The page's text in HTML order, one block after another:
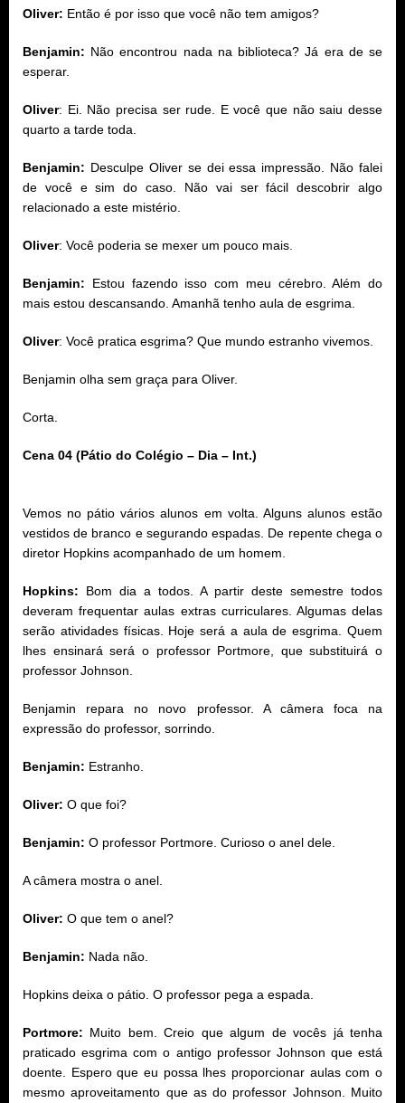
Oliver: Então é por isso que você não tem amigos?
Benjamin: Não encontrou nada na biblioteca? Já era de se
esperar.
Oliver: Ei. Não precisa ser rude. E você que não saiu desse
quarto a tarde toda.
Benjamin: Desculpe Oliver se dei essa impressão. Não falei
de você e sim do caso. Não vai ser fácil descobrir algo
relacionado a este mistério.
Oliver: Você poderia se mexer um pouco mais.
Benjamin:
Estou fazendo isso com meu cérebro. Além do
mais estou descansando. Amanhã tenho aula de esgrima.
Oliver: Você pratica esgrima? Que mundo estranho vivemos.
Benjamin olha sem graça para Oliver.
Corta.
Cena 04 (Pátio do Colégio – Dia – Int.)
Vemos no pátio vários alunos em volta. Alguns alunos estão
vestidos de branco e segurando espadas. De repente chega o
diretor Hopkins acompanhado de um homem.
Hopkins:
Bom dia a todos. A partir deste semestre todos
deveram frequentar aulas extras curriculares. Algumas delas
serão atividades físicas. Hoje será a aula de esgrima. Quem
lhes ensinará será o professor Portmore, que substituirá o
professor Johnson.
Benjamin repara no novo professor. A câmera foca na
expressão do professor, sorrindo.
Benjamin: Estranho.
Oliver: O que foi?
Benjamin: O professor Portmore. Curioso o anel dele.
A câmera mostra o anel.
Oliver: O que tem o anel?
Benjamin: Nada não.
Hopkins deixa o pátio. O professor pega a espada.
Portmore: Muito bem. Creio que algum de vocês já tenha
praticado esgrima com o antigo professor Johnson que está
doente. Espero que eu possa lhes proporcionar aulas com o
mesmo aproveitamento que as do professor Johnson. Muito